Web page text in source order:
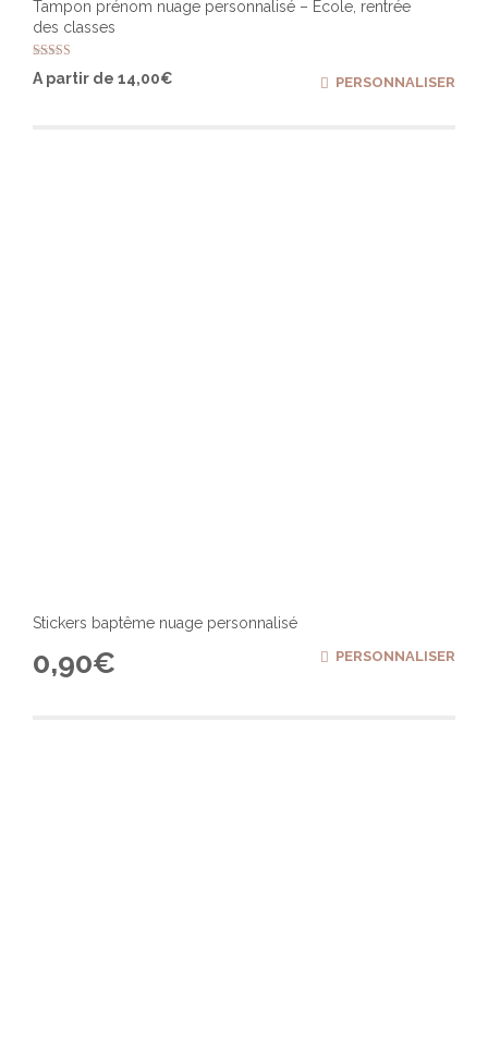
Tampon prénom nuage personnalisé – Ecole, rentrée
des classes
Note
5.00
A partir de 14,00€ PERSONNALISER
Stickers baptême nuage personnalisé
0,90€ PERSONNALISER